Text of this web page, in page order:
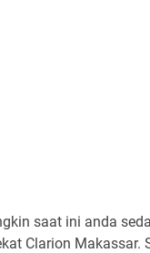
saat ini anda
Clarion Makassar.